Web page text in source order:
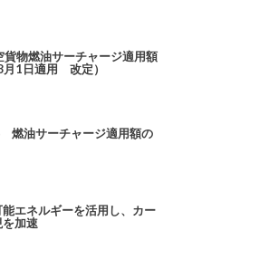
物燃油サーチャージ適用額
1日適用 改定）
燃油サーチャージ適用額の
エネルギーを活用し、カー
加速